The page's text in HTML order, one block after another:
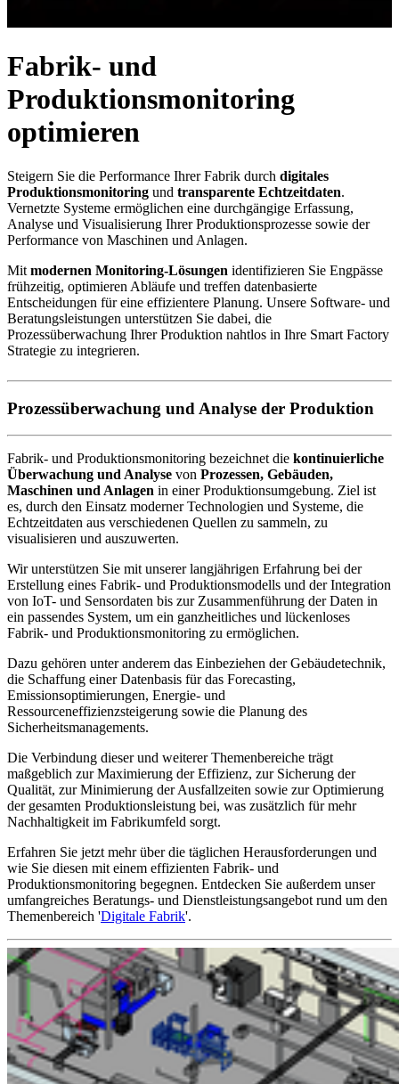
Fabrik- und
Produktionsmonitoring
optimieren
Steigern Sie die Performance Ihrer Fabrik durch digitales
Produktionsmonitoring und transparente Echtzeitdaten.
Vernetzte Systeme ermöglichen eine durchgängige Erfassung,
Analyse und Visualisierung Ihrer Produktionsprozesse sowie der
Performance von Maschinen und Anlagen.
Mit modernen Monitoring-Lösungen identifizieren Sie Engpässe
frühzeitig, optimieren Abläufe und treffen datenbasierte
Entscheidungen für eine effizientere Planung. Unsere Software- und
Beratungsleistungen unterstützen Sie dabei, die
Prozessüberwachung Ihrer Produktion nahtlos in Ihre Smart Factory
Strategie zu integrieren.
Prozessüberwachung und Analyse der Produktion
Fabrik- und Produktionsmonitoring bezeichnet die kontinuierliche
Überwachung und Analyse von Prozessen, Gebäuden,
Maschinen und Anlagen in einer Produktionsumgebung. Ziel ist
es, durch den Einsatz moderner Technologien und Systeme, die
Echtzeitdaten aus verschiedenen Quellen zu sammeln, zu
visualisieren und auszuwerten.
Wir unterstützen Sie mit unserer langjährigen Erfahrung bei der
Erstellung eines Fabrik- und Produktionsmodells und der Integration
von IoT- und Sensordaten bis zur Zusammenführung der Daten in
ein passendes System, um ein ganzheitliches und lückenloses
Fabrik- und Produktionsmonitoring zu ermöglichen.
Dazu gehören unter anderem das Einbeziehen der Gebäudetechnik,
die Schaffung einer Datenbasis für das Forecasting​,
Emissionsoptimierung​en, Energie- und
Ressourceneffizienzsteigerung​ sowie die Planung des
Sicherheitsmanagements​.
Die Verbindung dieser und weiterer Themenbereiche trägt
maßgeblich zur Maximierung der Effizienz, zur Sicherung der
Qualität, zur Minimierung der Ausfallzeiten sowie zur Optimierung
der gesamten Produktionsleistung bei, was zusätzlich für mehr
Nachhaltigkeit im Fabrikumfeld sorgt.
Erfahren Sie jetzt mehr über die täglichen Herausforderungen und
wie Sie diesen mit einem effizienten Fabrik- und
Produktionsmonitoring begegnen. Entdecken Sie außerdem unser
umfangreiches Beratungs- und Dienstleistungsangebot rund um den
Themenbereich 'Digitale Fabrik'.